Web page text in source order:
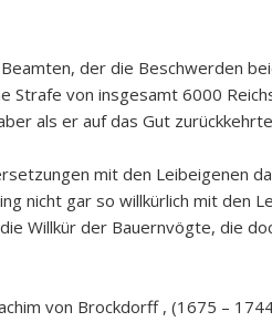
der die Beschwerden
von insgesamt 6000
als er auf das Gut
mit den Leibeigenen
nicht gar so willkürlich mit den
Willkür der Bauernvögte, die
von Brockdorff , (1675 –